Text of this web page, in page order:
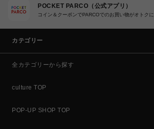
POCKET PARCO（公式アプリ）
コイン＆クーポンでPARCOでのお買い物がオトクに
カテゴリー
全カテゴリーから探す
culture TOP
POP-UP SHOP TOP